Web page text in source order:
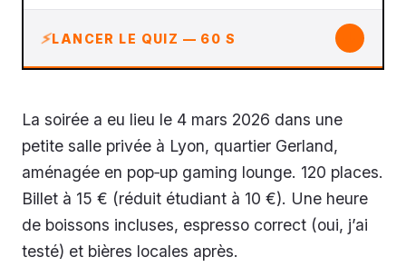
LANCER LE QUIZ — 60 S
La soirée a eu lieu le 4 mars 2026 dans une
petite salle privée à Lyon, quartier Gerland,
aménagée en pop‑up gaming lounge. 120 places.
Billet à 15 € (réduit étudiant à 10 €). Une heure
de boissons incluses, espresso correct (oui, j’ai
testé) et bières locales après.